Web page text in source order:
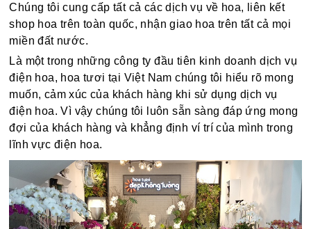
Chúng tôi cung cấp tất cả các dịch vụ về hoa, liên kết
shop hoa trên toàn quốc, nhận giao hoa trên tất cả mọi
miền đất nước.
Là một trong những công ty đầu tiên kinh doanh dịch vụ
điện hoa, hoa tươi tại Việt Nam chúng tôi hiểu rõ mong
muốn, cảm xúc của khách hàng khi sử dụng dịch vụ
điện hoa. Vì vậy chúng tôi luôn sẵn sàng đáp ứng mong
đợi của khách hàng và khẳng định ví trí của mình trong
lĩnh vực điện hoa.